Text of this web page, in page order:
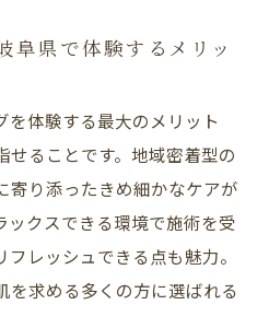
阜県で体験するメリッ
を体験する最大のメリット
せることです。地域密着型の
寄り添ったきめ細かなケアが
ックスできる環境で施術を受
レッシュできる点も魅力。
を求める多くの方に選ばれる